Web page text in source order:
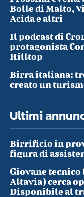
Bolle di Malto,
Acida e altri
Il podcast di
protagonista
Hilltop
Birra italiana:
creato un
Ultimi
Birrificio in
figura di
Giovane
Altavia) cerca
Disponibile al